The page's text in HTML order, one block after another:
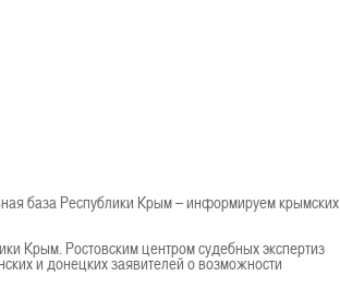
база Республики Крым – информируем крымских
Крым. Ростовским центром судебных экспертиз
и донецких заявителей о возможности